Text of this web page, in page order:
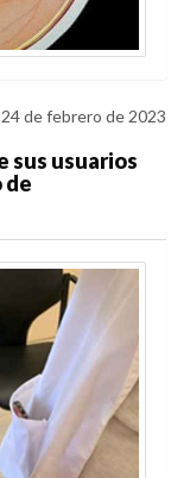
de febrero de 2023
sus usuarios
de